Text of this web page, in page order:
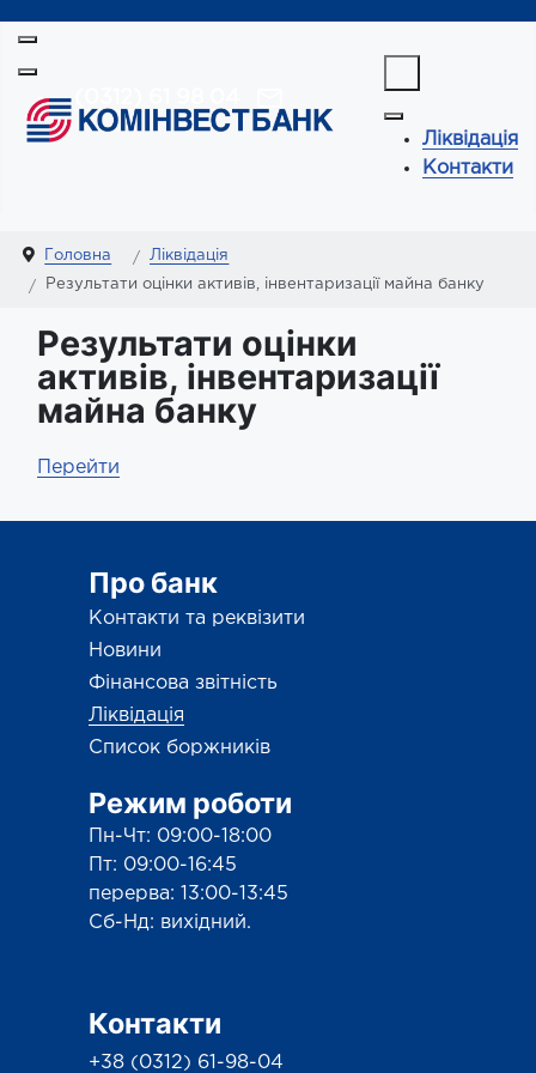
Ліквідація
Контакти
Головна Ліквідація
Результати оцінки активів, інвентаризації майна банку
Результати оцінки
активів, інвентаризації
майна банку
Перейти
Про банк
Контакти та реквізити
Новини
Фінансова звітність
Ліквідація
Список боржників
Режим роботи
Пн-Чт: 09:00-18:00
Пт: 09:00-16:45
перерва: 13:00-13:45
Сб-Нд: вихідний.
Контакти
+38 (0312) 61-98-04